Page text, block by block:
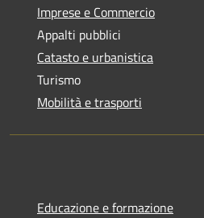
Imprese e Commercio
Appalti pubblici
Catasto e urbanistica
Turismo
Mobilità e trasporti
Educazione e formazione